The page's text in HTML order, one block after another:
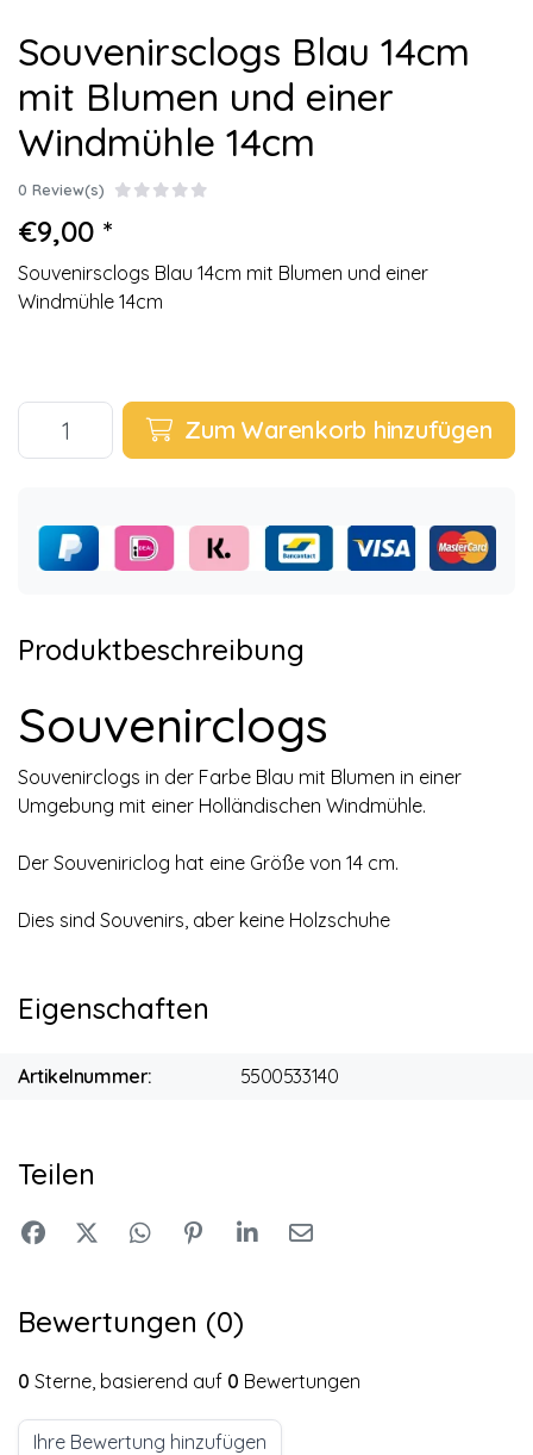
Souvenirsclogs Blau 14cm
mit Blumen und einer
Windmühle 14cm
0 Review(s)
€9,00 *
Souvenirsclogs Blau 14cm mit Blumen und einer
Windmühle 14cm
Zum Warenkorb hinzufügen
Produktbeschreibung
Souvenirclogs
Souvenirclogs in der Farbe Blau mit Blumen in einer
Umgebung mit einer Holländischen Windmühle.
Der Souveniriclog hat eine Größe von 14 cm.
Dies sind Souvenirs, aber keine Holzschuhe
Eigenschaften
Artikelnummer: 5500533140
Teilen
Bewertungen (0)
0 Sterne, basierend auf 0 Bewertungen
Ihre Bewertung hinzufügen